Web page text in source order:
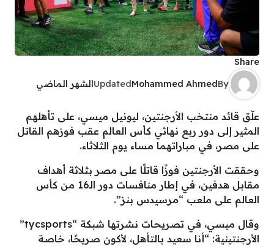
Share
By
Mohammed Ahmed
Updatedالشهر الماضي
علّق قائد منتخب الأرجنتين، ليونيل ميسي، على تأهلهم
المثير إلى دور ربع نهائي كأس العالم عقب فوزهم القاتل
على مصر، في مباراتهما مساء يوم الثلاثاء.
وحققت الأرجنتين فوزًا قاتلًا على مصر بثلاثة أهداف
مقابل هدفين، في إطار منافسات دور الـ16 من كأس
العالم على ملعب “مرسيدس بنز”.
وقال ميسي، في تصريحات نشرتها شبكة “tycsports”
الأرجنتينية: “أنا سعيد بالتأهل، لأكون صريحًا، خاصة